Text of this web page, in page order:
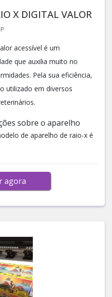
X DIGITAL VALOR
acessível é um
que auxilia muito no
Pela sua eficiência,
utilizado em diversos
sobre o aparelho
de aparelho de raio-x é
agora